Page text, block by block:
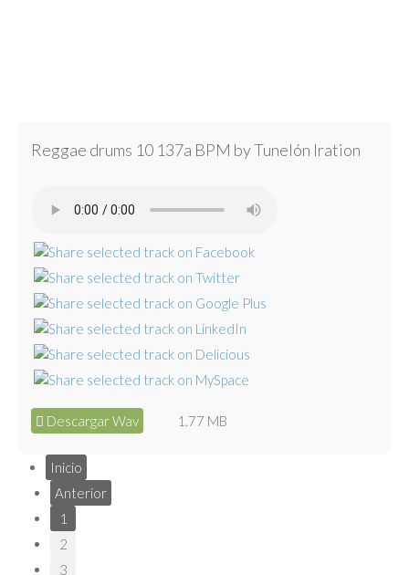
Reggae drums 10 137a BPM by Tunelón Iration
Descargar Wav 1.77 MB
Inicio
Anterior
1
2
3